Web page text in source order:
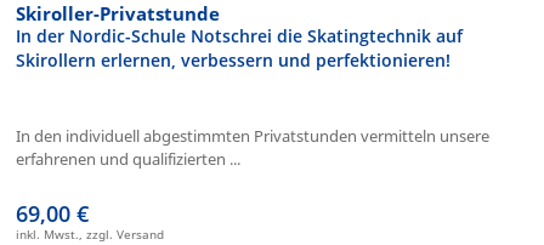
Skiroller-Privatstunde
In der Nordic-Schule Notschrei die Skatingtechnik auf
Skirollern erlernen, verbessern und perfektionieren!
In den individuell abgestimmten Privatstunden vermitteln unsere
erfahrenen und qualifizierten ...
69,00 €
inkl. Mwst., zzgl. Versand